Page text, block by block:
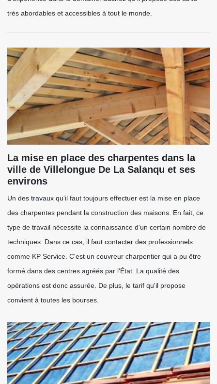
très abordables et accessibles à tout le monde.
La mise en place des charpentes dans la
ville de Villelongue De La Salanqu et ses
environs
Un des travaux qu'il faut toujours effectuer est la mise en place
des charpentes pendant la construction des maisons. En fait, ce
type de travail nécessite la connaissance d'un certain nombre de
techniques. Dans ce cas, il faut contacter des professionnels
comme KP Service. C'est un couvreur charpentier qui a pu être
formé dans des centres agréés par l'État. La qualité des
opérations est donc assurée. De plus, le tarif qu'il propose
convient à toutes les bourses.